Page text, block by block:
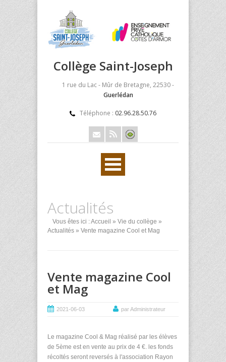
Collège Saint-Joseph
1 rue du Lac - Mûr de Bretagne, 22530 -
Guerlédan
Téléphone : 02.96.28.50.76
Actualités
Vous êtes ici :Accueil » Vie du collège »
Actualités » Vente magazine Cool et Mag
Vente magazine Cool
et Mag
2021-06-03 par Administrateur
Le magazine Cool & Mag réalisé par les élèves
de 5ème est en vente au prix de 4 €. les fonds
récoltés seront reversés à l'association Rayon